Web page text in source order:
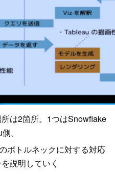
は2箇所。1つはSnowflake
。
ボトルネックに対する対応
説明していく